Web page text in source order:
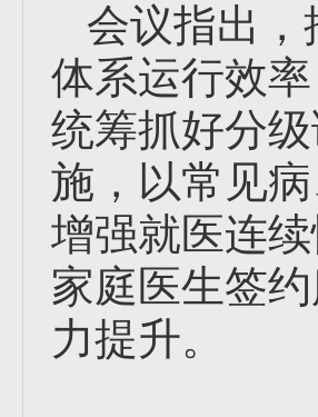
会议指出
体系运行效
统筹抓好分
施，以常见
增强就医连
家庭医生签
力提升。